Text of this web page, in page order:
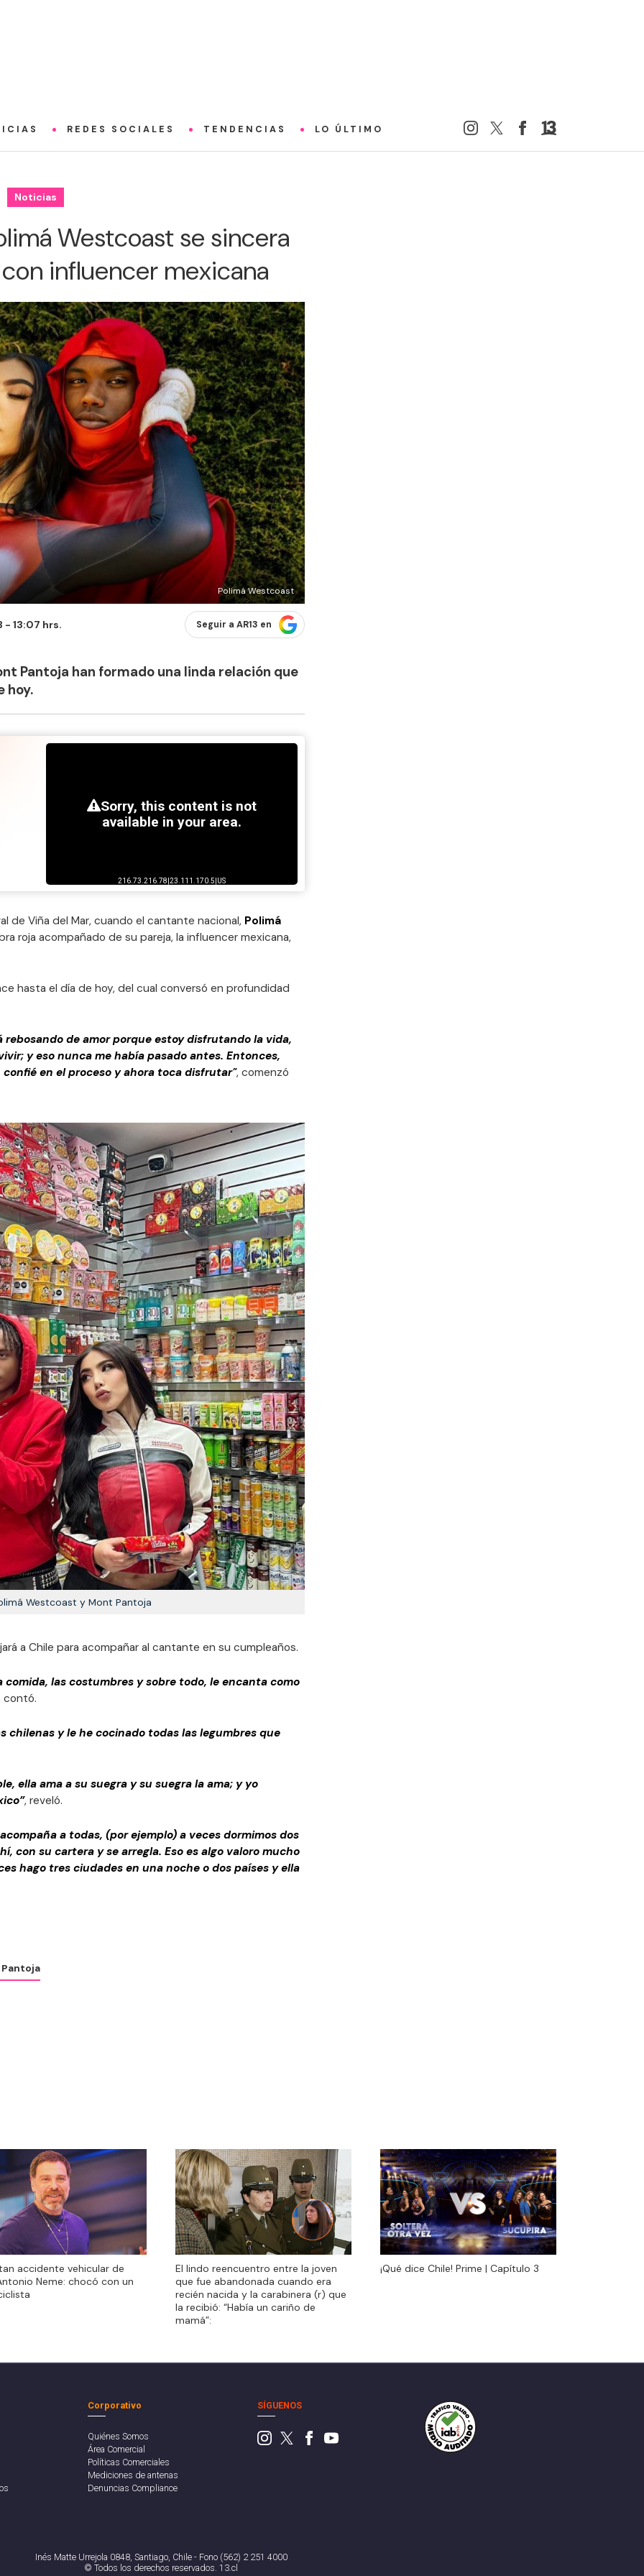
REDES SOCIALES TENDENCIAS LO ÚLTIMO
Noticias
Westcoast se sincera
influencer mexicana
Polimá Westcoast
- 13:07 hrs. Seguir a AR13 en
Pantoja han formado una linda relación que
hoy.
de Viña del Mar, cuando el cantante nacional, Polimá
roja acompañado de su pareja, la influencer mexicana,
hasta el día de hoy, del cual conversó en profundidad
de amor porque estoy disfrutando la vida,
y eso nunca me había pasado antes. Entonces,
en el proceso y ahora toca disfrutar", comenzó
Westcoast y Mont Pantoja
a Chile para acompañar al cantante en su cumpleaños.
comida, las costumbres y sobre todo, le encanta como
contó.
chilenas y le he cocinado todas las legumbres que
ella ama a su suegra y su suegra la ama; y yo
, reveló.
a todas, (por ejemplo) a veces dormimos dos
con su cartera y se arregla. Eso es algo valoro mucho
hago tres ciudades en una noche o dos países y ella
accidente vehicular de
Neme: chocó con un
que fue abandonada cuando era
recién nacida y la carabinera (r) que
la recibió: “Había un cariño de
mamá”:
El lindo reencuentro entre la joven
que fue abandonada cuando era
recién nacida y la carabinera (r) que
la recibió: “Había un cariño de
mamá”:
¡Qué dice Chile! Prime | Capítulo 3
Corporativo
Quiénes Somos
Área Comercial
Políticas Comerciales
Mediciones de antenas
Denuncias Compliance
SÍGUENOS
Inés Matte Urrejola 0848, Santiago, Chile - Fono (562) 2 251 4000
© Todos los derechos reservados. 13.cl